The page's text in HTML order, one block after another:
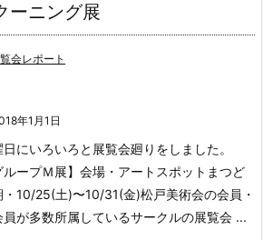
ーニング展
会レポート
年1月1日
日にいろいろと展覧会廻りをしました。
ループＭ展】 会場・アートスポットまつど
・10/25(土)〜10/31(金)松戸美術会の会員・
員が多数所属しているサークルの展覧会 ...